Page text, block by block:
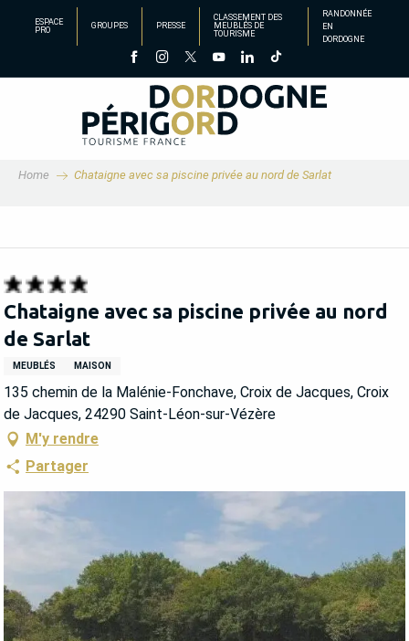
principal
ESPACE
PRO
GROUPES PRESSE
CLASSEMENT DES
MEUBLÉS DE
TOURISME
RANDONNÉE
EN
DORDOGNE
Home Chataigne avec sa piscine privée au nord de Sarlat
Chataigne avec sa piscine privée au nord
de Sarlat
MEUBLÉS MAISON
135 chemin de la Malénie-Fonchave, Croix de Jacques, Croix
de Jacques, 24290 Saint-Léon-sur-Vézère
M'y rendre
Partager